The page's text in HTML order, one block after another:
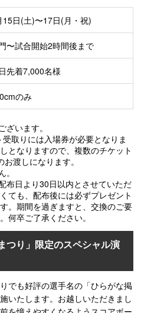
15日(土)〜17日(月・祝)
〜試合開始2時間後まで
先着7,000名様
のみ
います。
取りには入場券が必要となりま
となりますので、複数のチケット
渡しになります。
布日より30日以内とさせていただ
ても、配布後には必ずプレゼント
。期間を過ぎますと、交換のご要
何卒ご了承ください。
つり」限定のスペシャル演
でも好評の選手名の「ひらがな掲
いたします。お越しいただきまし